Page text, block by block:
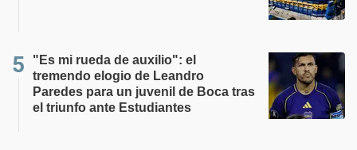
"Es mi rueda de auxilio": el
tremendo elogio de Leandro
Paredes para un juvenil de Boca tras
el triunfo ante Estudiantes